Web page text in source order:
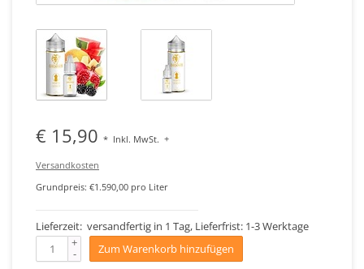
€ 15,90 * Inkl. MwSt. +
Versandkosten
Grundpreis: €1.590,00 pro Liter
Lieferzeit: versandfertig in 1 Tag, Lieferfrist: 1-3 Werktage
+
- Zum Warenkorb hinzufügen